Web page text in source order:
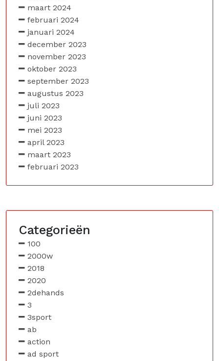
maart 2024
februari 2024
januari 2024
december 2023
november 2023
oktober 2023
september 2023
augustus 2023
juli 2023
juni 2023
mei 2023
april 2023
maart 2023
februari 2023
Categorieën
100
2000w
2018
2020
2dehands
3
3sport
ab
action
ad sport